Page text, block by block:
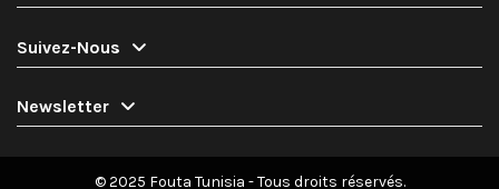
Suivez-Nous
Newsletter
© 2025 Fouta Tunisia - Tous droits réservés.